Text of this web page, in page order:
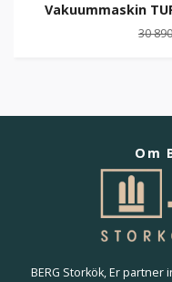
Vakuummaskin
30
Om
BERG Storkök, Er partner